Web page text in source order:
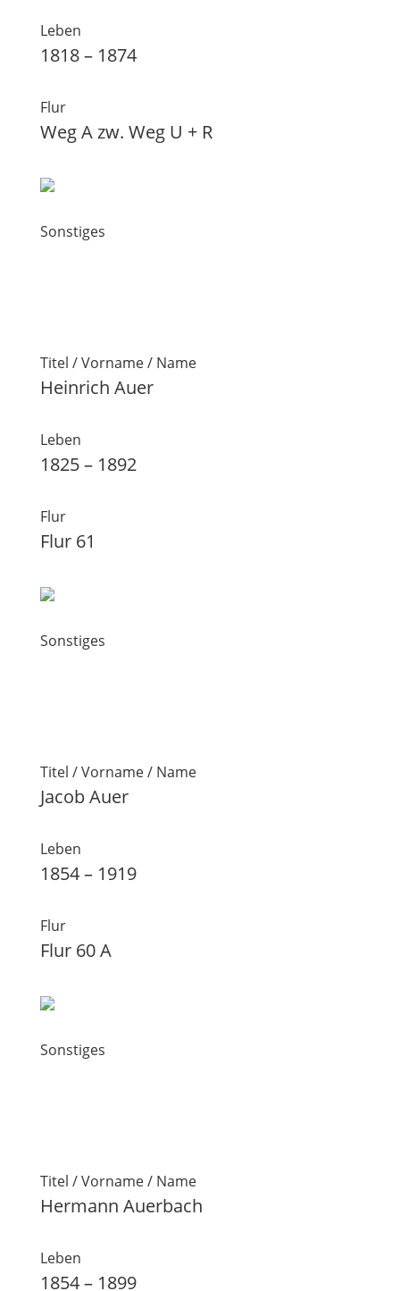
Leben
1818 – 1874
Flur
Weg A zw. Weg U + R
Sonstiges
Titel / Vorname / Name
Heinrich Auer
Leben
1825 – 1892
Flur
Flur 61
Sonstiges
Titel / Vorname / Name
Jacob Auer
Leben
1854 – 1919
Flur
Flur 60 A
Sonstiges
Titel / Vorname / Name
Hermann Auerbach
Leben
1854 – 1899